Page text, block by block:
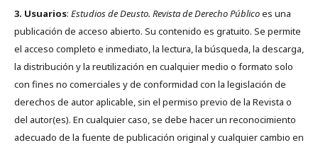
3. Usuarios: Estudios de Deusto. Revista de Derecho Públicoes una
publicación de acceso abierto. Su contenido es gratuito. Se permite
el acceso completo e inmediato, la lectura, la búsqueda, la descarga,
la distribución y la reutilización en cualquier medio o formato solo
con fines no comerciales y de conformidad con la legislación de
derechos de autor aplicable, sin el permiso previo de la Revista o
del autor(es). En cualquier caso, se debe hacer un reconocimiento
adecuado de la fuente de publicación original y cualquier cambio en